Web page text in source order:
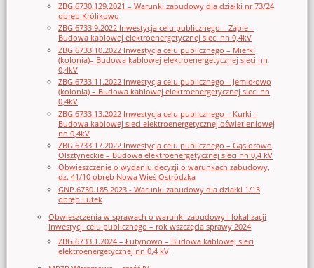
ZBG.6730.129.2021 – Warunki zabudowy dla działki nr 73/24
obręb Królikowo
ZBG.6733.9.2022 Inwestycja celu publicznego – Ząbie –
Budowa kablowej elektroenergetycznej sieci nn 0,4kV
ZBG.6733.10.2022 Inwestycja celu publicznego – Mierki
(kolonia)– Budowa kablowej elektroenergetycznej sieci nn
0,4kV
ZBG.6733.11.2022 Inwestycja celu publicznego – Jemiołowo
(kolonia) – Budowa kablowej elektroenergetycznej sieci nn
0,4kV
ZBG.6733.13.2022 Inwestycja celu publicznego – Kurki –
Budowa kablowej sieci elektroenergetycznej oświetleniowej
nn 0,4kV
ZBG.6733.17.2022 Inwestycja celu publicznego – Gąsiorowo
Olsztyneckie – Budowa elektroenergetycznej sieci nn 0,4 kV
Obwieszczenie o wydaniu decyzji o warunkach zabudowy,
dz. 41/10 obręb Nowa Wieś Ostródzka
GNP.6730.185.2023 - Warunki zabudowy dla działki 1/13
obręb Lutek
Obwieszczenia w sprawach o warunki zabudowy i lokalizacji
inwestycji celu publicznego – rok wszczęcia sprawy 2024
ZBG.6733.1.2024 – Łutynowo – Budowa kablowej sieci
elektroenergetycznej nn 0,4 kV